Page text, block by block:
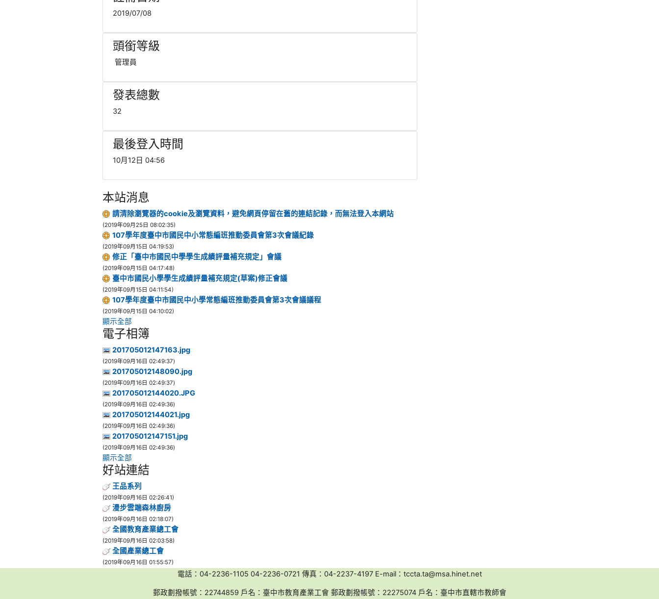
2019/07/08
頭銜等級
管理員
發表總數
32
最後登入時間
10月12日 04:56
本站消息
請清除瀏覽器的cookie及瀏覽資料，避免網頁停留在舊的連結記錄，而無法登入本網站
(2019年09月25日 08:02:35)
107學年度臺中市國民中小常態編班推動委員會第3次會議紀錄
(2019年09月15日 04:19:53)
修正「臺中市國民中學學生成績評量補充規定」會議
(2019年09月15日 04:17:48)
臺中市國民小學學生成績評量補充規定(草案)修正會議
(2019年09月15日 04:11:54)
107學年度臺中市國民中小學常態編班推動委員會第3次會議議程
(2019年09月15日 04:10:02)
顯示全部
電子相簿
201705012147163.jpg
(2019年09月16日 02:49:37)
201705012148090.jpg
(2019年09月16日 02:49:37)
201705012144020.JPG
(2019年09月16日 02:49:36)
201705012144021.jpg
(2019年09月16日 02:49:36)
201705012147151.jpg
(2019年09月16日 02:49:36)
顯示全部
好站連結
王品系列
(2019年09月16日 02:26:41)
漫步雲端森林廚房
(2019年09月16日 02:18:07)
全國教育產業總工會
(2019年09月16日 02:03:58)
全國產業總工會
(2019年09月16日 01:55:57)
電話：04-2236-1105 04-2236-0721 傳真：04-2237-4197 E-mail：tccta.ta@msa.hinet.net
郵政劃撥帳號：22744859 戶名：臺中市教育產業工會 郵政劃撥帳號：22275074 戶名：臺中市直轄市教師會